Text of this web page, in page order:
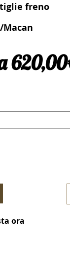
freno
Macan
ora